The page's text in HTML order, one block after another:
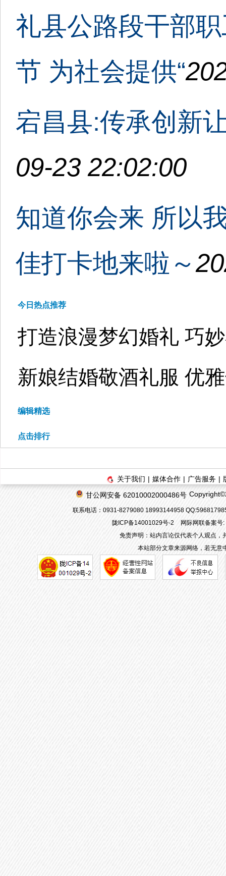
礼县公路段干部
节 为社会提供“
宕昌县:传承创新
09-23 22:02:00
知道你会来 所以
佳打卡地来啦～
今日热点推荐
打造浪漫梦幻婚礼 巧
新娘结婚敬酒礼服 优
编辑精选
点击排行
关于我们 | 媒体合作 | 广告服务 |
甘公网安备 62010002000486号
联系电话：0931-8279080 18993144958
陇ICP备14001029号-2
网际网联备案
免责声明：站内言论仅代表个人观点，
本站部分文章来源网络，若无意